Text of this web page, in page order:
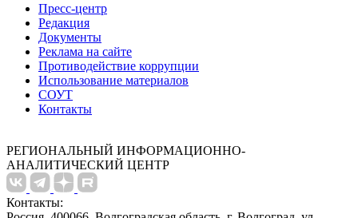
Пресс-центр
Редакция
Документы
Реклама на сайте
Противодействие коррупции
Использование материалов
СОУТ
Контакты
РЕГИОНАЛЬНЫЙ ИНФОРМАЦИОННО-
АНАЛИТИЧЕСКИЙ ЦЕНТР
Контакты: